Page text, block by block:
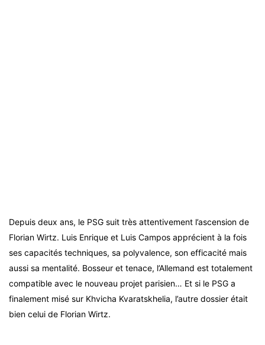
Depuis deux ans, le PSG suit très attentivement l’ascension de
Florian Wirtz. Luis Enrique et Luis Campos apprécient à la fois
ses capacités techniques, sa polyvalence, son efficacité mais
aussi sa mentalité. Bosseur et tenace, l’Allemand est totalement
compatible avec le nouveau projet parisien… Et si le PSG a
finalement misé sur Khvicha Kvaratskhelia, l’autre dossier était
bien celui de Florian Wirtz.